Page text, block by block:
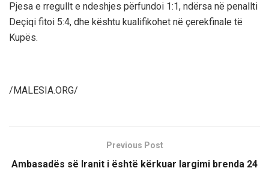
Pjesa e rregullt e ndeshjes përfundoi 1:1, ndërsa në penallti
Deçiqi fitoi 5:4, dhe kështu kualifikohet në çerekfinale të
Kupës.
/MALESIA.ORG/
Previous Post
Ambasadës së Iranit i është kërkuar largimi brenda 24